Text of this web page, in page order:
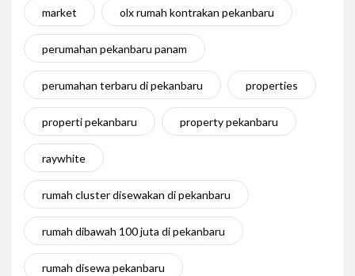
market olx rumah kontrakan pekanbaru
perumahan pekanbaru panam
perumahan terbaru di pekanbaru properties
properti pekanbaru property pekanbaru
raywhite
rumah cluster disewakan di pekanbaru
rumah dibawah 100 juta di pekanbaru
rumah disewa pekanbaru